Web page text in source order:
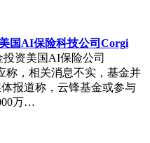
国AI保险科技公司Corgi
资美国AI保险公司
称，相关消息不实，基金并
报道称，云锋基金或参与
万…